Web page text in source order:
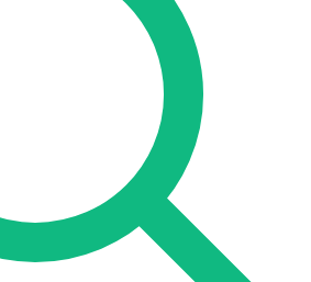
Linkaufbau
🇮🇹 IT